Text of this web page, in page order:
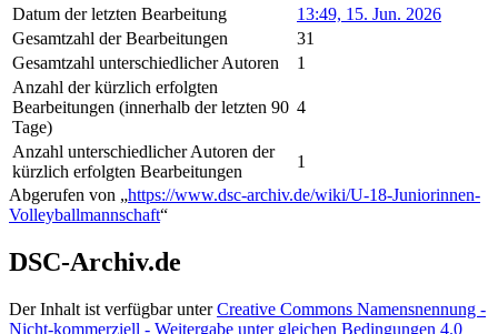
Datum der letzten Bearbeitung
13:49, 15. Jun. 2026
Gesamtzahl der Bearbeitungen
31
Gesamtzahl unterschiedlicher Autoren
1
Anzahl der kürzlich erfolgten
Bearbeitungen (innerhalb der letzten 90
Tage)
4
Anzahl unterschiedlicher Autoren der
kürzlich erfolgten Bearbeitungen
1
Abgerufen von „https://www.dsc-archiv.de/wiki/U-18-Juniorinnen-
Volleyballmannschaft“
DSC-Archiv.de
Der Inhalt ist verfügbar unterCreative Commons Namensnennung -
Nicht-kommerziell - Weitergabe unter gleichen Bedingungen 4.0